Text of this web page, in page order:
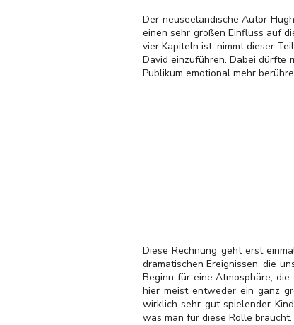
Der neuseeländische Autor
einen sehr großen Einfluss auf
vier Kapiteln ist, nimmt dieser
David einzuführen. Dabei dürfte
Publikum emotional mehr
Diese Rechnung geht erst
dramatischen Ereignissen, die
Beginn für eine Atmosphäre,
hier meist entweder ein ganz
wirklich sehr gut spielender
was man für diese Rolle braucht.